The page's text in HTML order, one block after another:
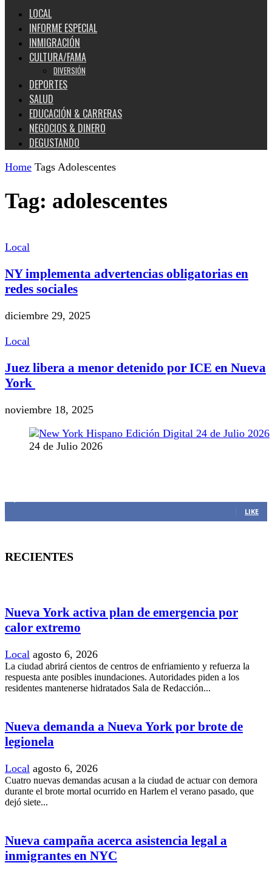
LOCAL
INFORME ESPECIAL
INMIGRACIÓN
CULTURA/FAMA
DIVERSIÓN
DEPORTES
SALUD
EDUCACIÓN & CARRERAS
NEGOCIOS & DINERO
DEGUSTANDO
Home Tags Adolescentes
Tag: adolescentes
Local
NY implementa advertencias obligatorias en
redes sociales
diciembre 29, 2025
Local
Juez libera a menor detenido por ICE en Nueva
York
noviembre 18, 2025
24 de Julio 2026
LIKE
RECIENTES
Nueva York activa plan de emergencia por
calor extremo
Local agosto 6, 2026
La ciudad abrirá cientos de centros de enfriamiento y refuerza la
respuesta ante posibles inundaciones. Autoridades piden a los
residentes mantenerse hidratados Sala de Redacción...
Nueva demanda a Nueva York por brote de
legionela
Local agosto 6, 2026
Cuatro nuevas demandas acusan a la ciudad de actuar con demora
durante el brote mortal ocurrido en Harlem el verano pasado, que
dejó siete...
Nueva campaña acerca asistencia legal a
inmigrantes en NYC